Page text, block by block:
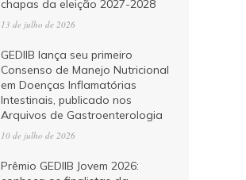
chapas da eleição 2027-2028
13 de julho de 2026
GEDIIB lança seu primeiro
Consenso de Manejo Nutricional
em Doenças Inflamatórias
Intestinais, publicado nos
Arquivos de Gastroenterologia
10 de julho de 2026
Prêmio GEDIIB Jovem 2026: